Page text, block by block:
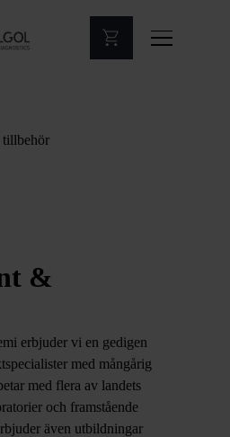
&
erbjuder vi en gedigen
med mångårig
med flera av landets
och framstående
även utbildningar